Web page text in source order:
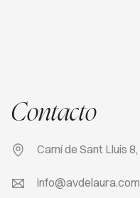
Contacto
Camí de Sant Lluis
info@avdelaura.com